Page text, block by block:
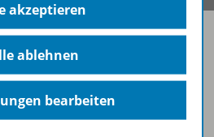
Media
akzeptieren
ablehnen
bearbeiten